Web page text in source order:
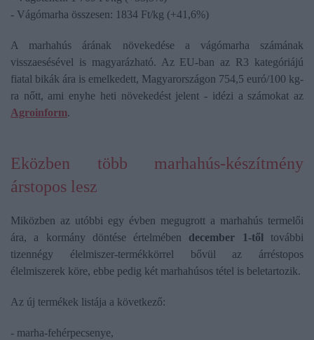
- Vágómarha összesen: 1834 Ft/kg (+41,6%)
A marhahús árának növekedése a vágómarha számának
visszaesésével is magyarázható. Az EU-ban az R3 kategóriájú
fiatal bikák ára is emelkedett, Magyarországon 754,5 euró/100 kg-
ra nőtt, ami enyhe heti növekedést jelent - idézi a számokat az
Agroinform.
Eközben több marhahús-készítmény
árstopos lesz
Miközben az utóbbi egy évben megugrott a marhahús termelői
ára, a kormány döntése értelmében december 1-től további
tizennégy élelmiszer-termékkörrel bővül az árréstopos
élelmiszerek köre, ebbe pedig két marhahúsos tétel is beletartozik.
Az új termékek listája a következő:
- marha-fehérpecsenye,